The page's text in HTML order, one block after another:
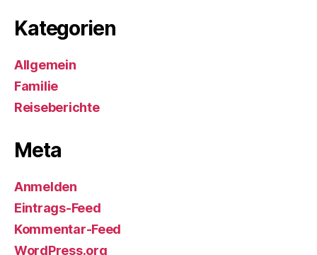
Kategorien
Allgemein
Familie
Reiseberichte
Meta
Anmelden
Eintrags-Feed
Kommentar-Feed
WordPress.org